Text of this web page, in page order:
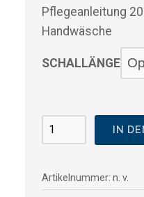
Pflegeanleitung
Handwäsche
SCHALLÄNGE
Seidentuch
Menge
IN
Artikelnummer: n. v.